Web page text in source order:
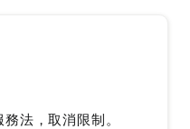
法，取消限制。